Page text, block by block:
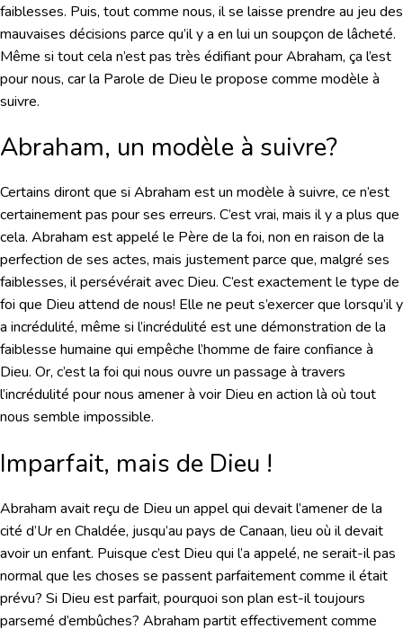
faiblesses. Puis, tout comme nous, il se laisse prendre au jeu des
mauvaises décisions parce qu’il y a en lui un soupçon de lâcheté.
Même si tout cela n’est pas très édifiant pour Abraham, ça l’est
pour nous, car la Parole de Dieu le propose comme modèle à
suivre.
Abraham, un modèle à suivre?
Certains diront que si Abraham est un modèle à suivre, ce n’est
certainement pas pour ses erreurs. C’est vrai, mais il y a plus que
cela. Abraham est appelé le Père de la foi, non en raison de la
perfection de ses actes, mais justement parce que, malgré ses
faiblesses, il persévérait avec Dieu. C’est exactement le type de
foi que Dieu attend de nous! Elle ne peut s’exercer que lorsqu’il y
a incrédulité, même si l’incrédulité est une démonstration de la
faiblesse humaine qui empêche l’homme de faire confiance à
Dieu. Or, c’est la foi qui nous ouvre un passage à travers
l’incrédulité pour nous amener à voir Dieu en action là où tout
nous semble impossible.
Imparfait, mais de Dieu !
Abraham avait reçu de Dieu un appel qui devait l’amener de la
cité d’Ur en Chaldée, jusqu’au pays de Canaan, lieu où il devait
avoir un enfant. Puisque c’est Dieu qui l’a appelé, ne serait-il pas
normal que les choses se passent parfaitement comme il était
prévu? Si Dieu est parfait, pourquoi son plan est-il toujours
parsemé d’embûches? Abraham partit effectivement comme